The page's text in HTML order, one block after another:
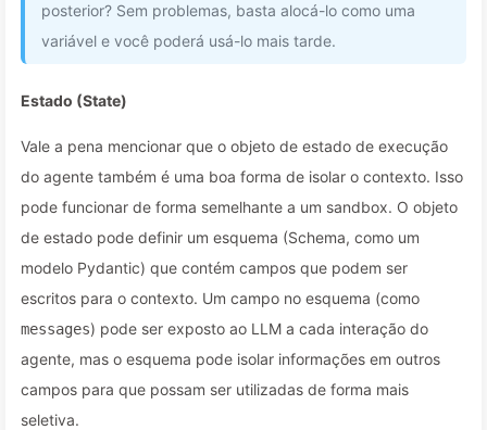
posterior? Sem problemas, basta alocá-lo como uma
variável e você poderá usá-lo mais tarde.
Estado (State)
Vale a pena mencionar que o objeto de estado de execução
do agente também é uma boa forma de isolar o contexto. Isso
pode funcionar de forma semelhante a um sandbox. O objeto
de estado pode definir um esquema (Schema, como um
modelo Pydantic) que contém campos que podem ser
escritos para o contexto. Um campo no esquema (como
messages) pode ser exposto ao LLM a cada interação do
agente, mas o esquema pode isolar informações em outros
campos para que possam ser utilizadas de forma mais
seletiva.